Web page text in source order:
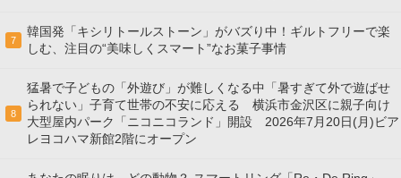
7
韓国発「キシリトールストーン」がバズり中！ギルトフリーで楽
しむ、注目の“美味しくスマート”なお菓子事情
8
猛暑で子どもの「外遊び」が難しくなる中「暑すぎて外で遊ばせ
られない」子育て世帯の不安に応える 横浜市金沢区に親子向け
大型屋内パーク「ニコニコランド」開設 2026年7月20日(月)ビア
レヨコハマ新館2階にオープン